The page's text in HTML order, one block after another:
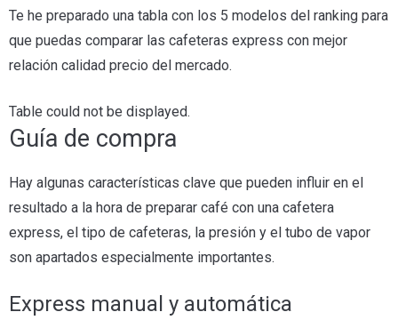
Te he preparado una tabla con los 5 modelos del ranking para
que puedas comparar las cafeteras express con mejor
relación calidad precio del mercado.
Table could not be displayed.
Guía de compra
Hay algunas características clave que pueden influir en el
resultado a la hora de preparar café con una cafetera
express, el tipo de cafeteras, la presión y el tubo de vapor
son apartados especialmente importantes.
Express manual y automática